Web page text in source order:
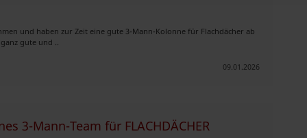
und haben zur Zeit eine gute 3-Mann-Kolonne für Flachdächer ab
gute und ..
09.01.2026
3-Mann-Team für FLACHDÄCHER